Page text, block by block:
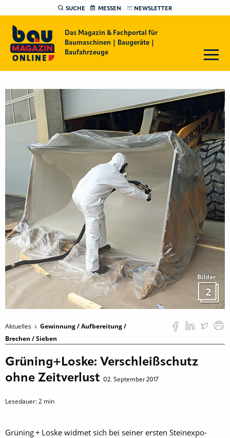
SUCHE MESSEN NEWSLETTER
Das Magazin & Fachportal für
Baumaschinen | Baugeräte |
Baufahrzeuge
Bilder
2
Aktuelles
Gewinnung / Aufbereitung /
Brechen / Sieben
Grüning+Loske: Verschleißschutz
ohne Zeitverlust 02. September 2017
Lesedauer:2 min
Grüning + Loske widmet sich bei seiner ersten Steinexpo-